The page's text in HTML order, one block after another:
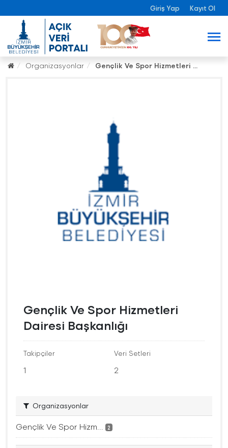
Giriş Yap Kayıt Ol
Organizasyonlar Gençlik Ve Spor Hizmetleri ...
Gençlik Ve Spor Hizmetleri
Dairesi Başkanlığı
Takipçiler
1
Veri Setleri
2
Organizasyonlar
Gençlik Ve Spor Hizm... 2